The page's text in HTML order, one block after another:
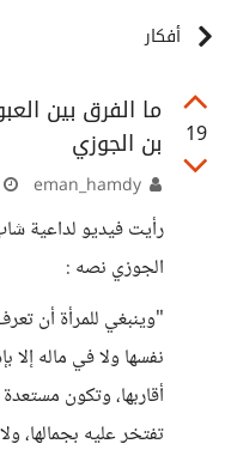
أفكار
19
ما الفرق بين
بن الجوزي
رأيت فيديو لداعية
الجوزي نصه :
"وينبغي للمرأة أن
نفسها ولا في ماله
أقاربها، وتكون
تفتخر عليه بجمالها،